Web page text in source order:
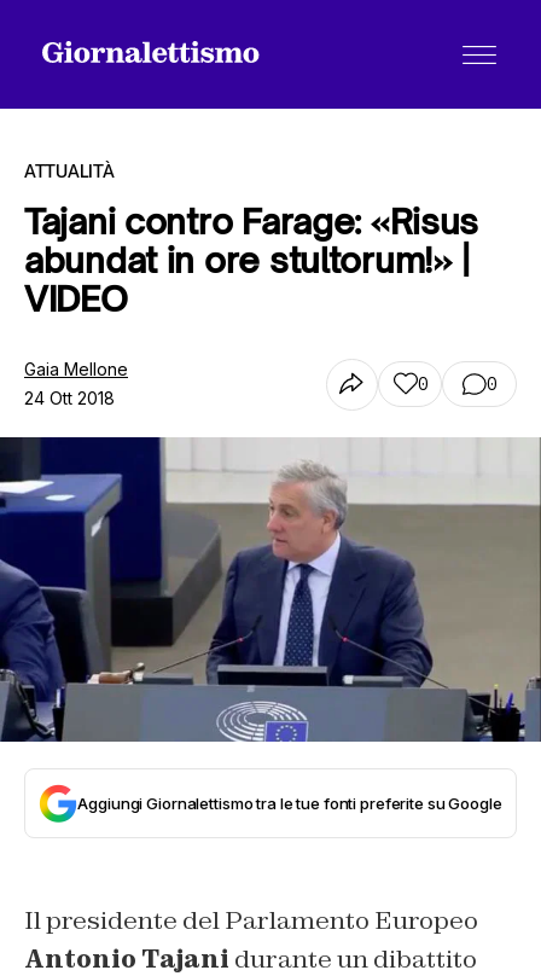
Tutti gli articoli
Chi siamo
ATTUALITÀ
Tajani contro Farage: «Risus
abundat in ore stultorum!» |
VIDEO
Gaia Mellone
24 Ott 2018
0 0
Aggiungi Giornalettismo tra le tue fonti preferite su Google
Il presidente del Parlamento Europeo
Antonio Tajani durante un dibattito